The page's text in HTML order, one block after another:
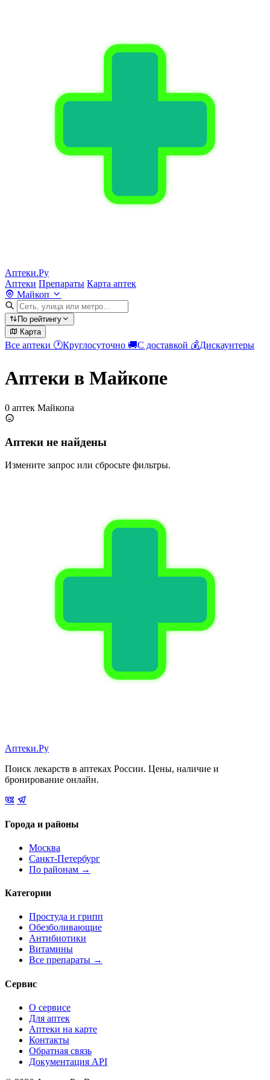
Аптеки.Ру
Аптеки Препараты Карта аптек
Майкоп
По рейтингу
Карта
Все аптеки 🕐Круглосуточно 🚚С доставкой 💰Дискаунтеры
Аптеки в Майкопе
0 аптек Майкопа
Аптеки не найдены
Измените запрос или сбросьте фильтры.
Аптеки.Ру
Поиск лекарств в аптеках России. Цены, наличие и
бронирование онлайн.
Города и районы
Москва
Санкт-Петербург
По районам →
Категории
Простуда и грипп
Обезболивающие
Антибиотики
Витамины
Все препараты →
Сервис
О сервисе
Для аптек
Аптеки на карте
Контакты
Обратная связь
Документация API